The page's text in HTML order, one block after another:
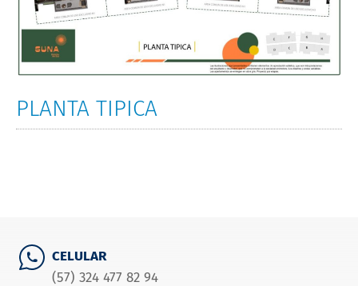
PLANTA TIPICA
CELULAR
(57) 324 477 82 94